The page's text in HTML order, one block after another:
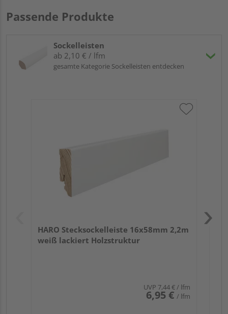
Passende Produkte
Sockelleisten
ab 2,10 € / lfm
gesamte Kategorie Sockelleisten entdecken
HARO Stecksockelleiste 16x58mm 2,2m
weiß lackiert Holzstruktur
UVP 7,44 €/ lfm
6,95 € / lfm